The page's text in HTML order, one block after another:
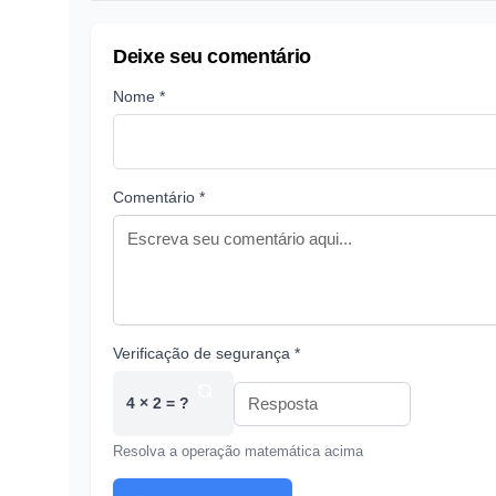
Deixe seu comentário
Nome *
Comentário *
Verificação de segurança *
4 × 2 = ?
Resolva a operação matemática acima